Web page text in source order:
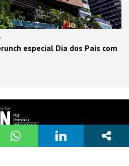
especial Dia dos Pais com